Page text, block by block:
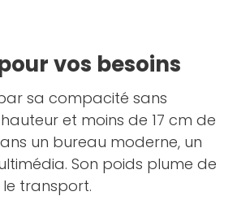
vos besoins
sa compacité sans
et moins de 17 cm de
un bureau moderne, un
Son poids plume de
le transport.